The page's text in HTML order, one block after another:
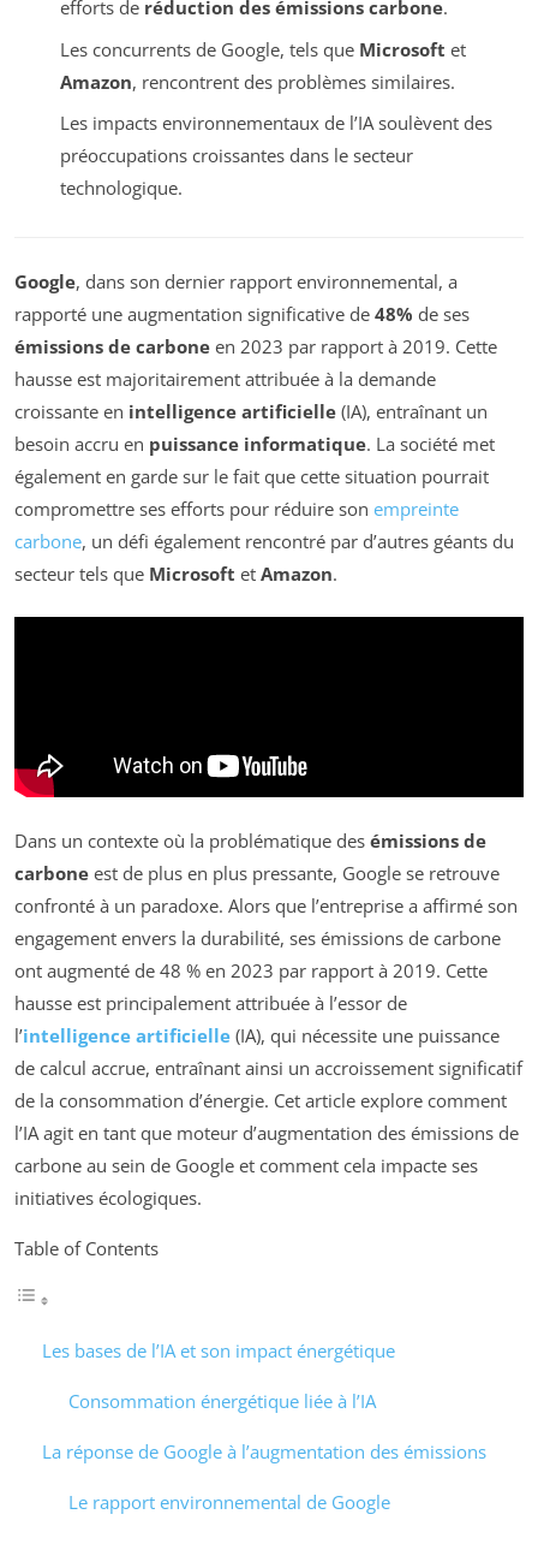
efforts de réduction des émissions carbone.
Les concurrents de Google, tels que Microsoft et
Amazon, rencontrent des problèmes similaires.
Les impacts environnementaux de l’IA soulèvent des
préoccupations croissantes dans le secteur
technologique.
Google, dans son dernier rapport environnemental, a
rapporté une augmentation significative de 48% de ses
émissions de carbone en 2023 par rapport à 2019. Cette
hausse est majoritairement attribuée à la demande
croissante en intelligence artificielle (IA), entraînant un
besoin accru en puissance informatique. La société met
également en garde sur le fait que cette situation pourrait
compromettre ses efforts pour réduire son empreinte
carbone, un défi également rencontré par d’autres géants du
secteur tels que Microsoft et Amazon.
Dans un contexte où la problématique des émissions de
carbone est de plus en plus pressante, Google se retrouve
confronté à un paradoxe. Alors que l’entreprise a affirmé son
engagement envers la durabilité, ses émissions de carbone
ont augmenté de 48 % en 2023 par rapport à 2019. Cette
hausse est principalement attribuée à l’essor de
l’intelligence artificielle (IA), qui nécessite une puissance
de calcul accrue, entraînant ainsi un accroissement significatif
de la consommation d’énergie. Cet article explore comment
l’IA agit en tant que moteur d’augmentation des émissions de
carbone au sein de Google et comment cela impacte ses
initiatives écologiques.
Table of Contents
Les bases de l’IA et son impact énergétique
Consommation énergétique liée à l’IA
La réponse de Google à l’augmentation des émissions
Le rapport environnemental de Google